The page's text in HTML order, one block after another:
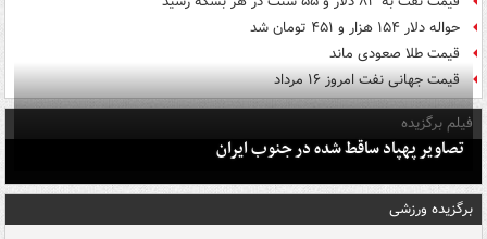
حواله دلار ۱۵۴ هزار و ۴۵۱ تومان شد
قیمت طلا صعودی ماند
قیمت جهانی نفت امروز ۱۶ مرداد
فیلم برگزیده
تصاویر پهپاد ساقط شده در جنوب ایران
برگزیده ورزشی